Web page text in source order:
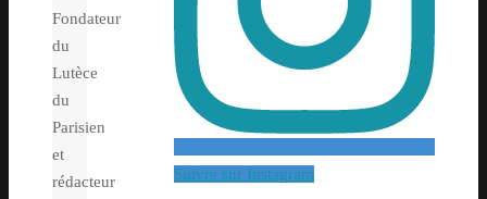
Fondateur
du
Lutèce
du
Parisien
et
rédacteur
Suivre sur Instagram